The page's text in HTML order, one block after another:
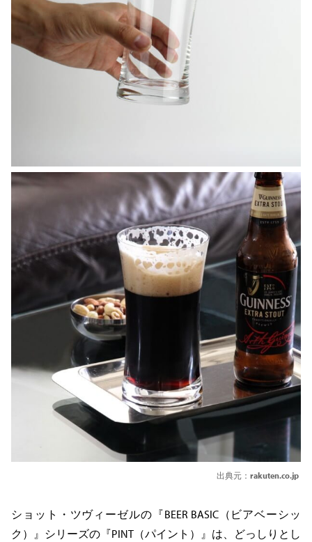
出典元： rakuten.co.jp
ショット・ツヴィーゼルの『BEER BASIC（ビアベーシッ
ク）』シリーズの『PINT（パイント）』は、どっしりとし